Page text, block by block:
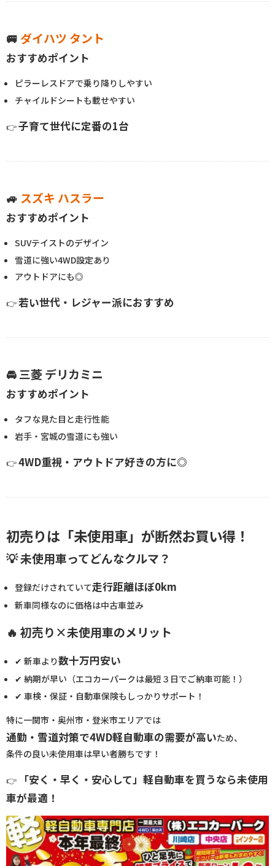
🚐 ダイハツ タント
おすすめポイント
ピラーレスドアで乗り降りしやすい
チャイルドシートも載せやすい
👉子育て世代に定番の1台
🚙 スズキ ハスラー
おすすめポイント
SUVテイストのデザイン
雪道に強い4WD設定あり
アウトドアにも◎
👉若い世代・レジャー派におすすめ
🚘 三菱 デリカミニ
おすすめポイント
タフな見た目と走行性能
岩手・宮城の雪道にも強い
👉4WD重視・アウトドア好きの方に◎
初売りは「未使用車」が断然お買い得！
💡 未使用車ってどんなクルマ？
登録だけされていて走行距離ほぼ0km
新車同様なのに価格は中古車並み
🔥 初売り×未使用車のメリット
✔ 新車より数十万円安い
✔ 納期が早い（エコカーパークは最短３日でご納車可能！）
✔ 車検・保証・自動車保険もしっかりサポート！
特に一関市・奥州市・登米市エリアでは
通勤・雪道対策で4WD軽自動車の需要が高いため、
条件の良い未使用車は早い者勝ちです！
👉
「安く・早く・安心して」軽自動車を買うなら未使用
車が最適！